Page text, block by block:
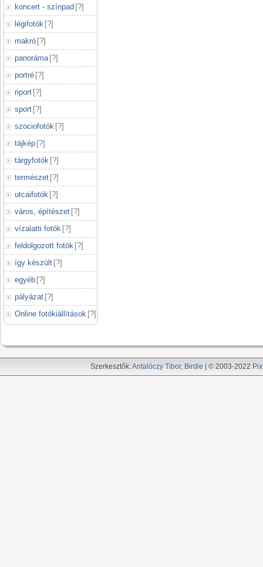
koncert - színpad [?]
légifotók [?]
makró [?]
panoráma [?]
portré [?]
riport [?]
sport [?]
szociofotók [?]
tájkép [?]
tárgyfotók [?]
természet [?]
utcaifotók [?]
város, építészet [?]
vízalatti fotók [?]
feldolgozott fotók [?]
így készült [?]
egyéb [?]
pályázat [?]
Online fotókiállítások [?]
Szerkesztők:Antalóczy Tibor, Birdie | © 2003-2022